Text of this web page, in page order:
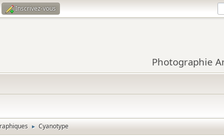
Inscrivez-vous
Photographie
► Cyanotype